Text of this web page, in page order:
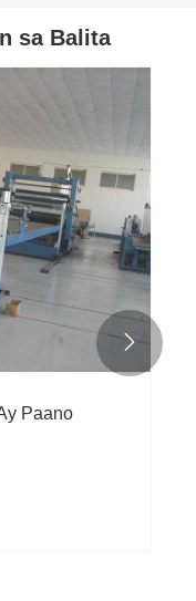
sa Balita
Paano
